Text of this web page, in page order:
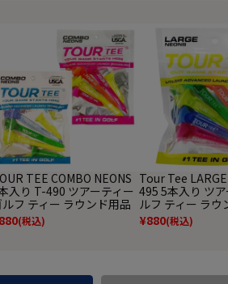
TEE COMBO NEONS
入り T-490 ツアーティー
ルフ ティー ラウンド用品
880(税込)
Tour Tee
495 5本入り ツ
ルフ ティー ラウ
¥880(税込)